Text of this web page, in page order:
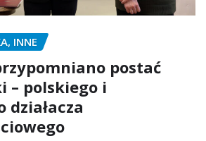
INNE
postać
– polskiego i
działacza